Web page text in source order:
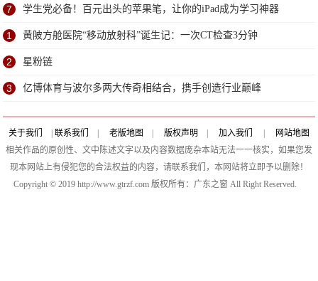
机吧
7 学生党必备！百元出头的苹果笔，让你的iPad成为学习神器
1 黄陂方舱医院“移动放射科”诞生记：一次CT检查3分钟
2 星粉链
3 亿博体育与波尔多两大传奇相结合，携手创造行业巅峰
关于我们 联系我们 老版地图 版权声明 加入我们
网站地图
相关作品的原创性、文中陈述文字以及内容数据庞杂本站无法一一核实，如果您发
现本网站上有侵犯您的合法权益的内容，请联系我们，本网站将立即予以删除！
Copyright © 2019 http://www.gtrzf.com 版权所有：广东之窗 All Right Reserved.